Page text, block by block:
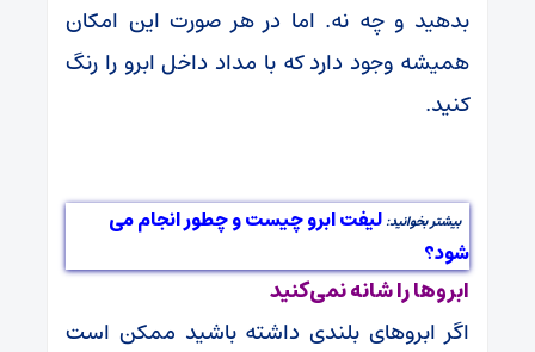
بدهید و چه نه. اما در هر صورت این امکان
همیشه وجود دارد که با مداد داخل ابرو را رنگ
کنید.
بیشتر بخوانید: لیفت ابرو چیست و چطور انجام می
شود؟
ابروها را شانه نمی‌کنید
اگر ابروهای بلندی داشته باشید ممکن است